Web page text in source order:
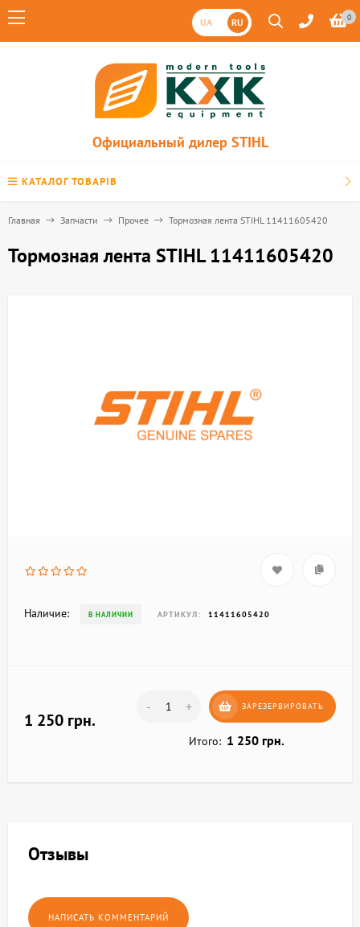
UA RU 0
Официальный дилер STIHL
КАТАЛОГ ТОВАРІВ
Главная Запчасти Прочее Тормозная лента STIHL 11411605420
Тормозная лента STIHL 11411605420
Наличие: В НАЛИЧИИ АРТИКУЛ: 11411605420
1 250 грн.
- + ЗАРЕЗЕРВИРОВАТЬ
Итого: 1 250 грн.
Отзывы